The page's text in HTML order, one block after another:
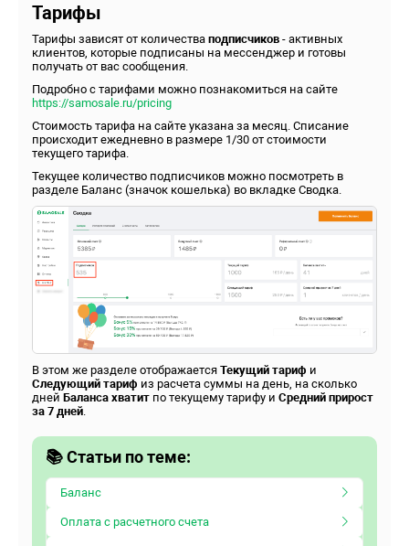
Тарифы
Тарифы зависят от количества подписчиков - активных
клиентов, которые подписаны на мессенджер и готовы
получать от вас сообщения.
Подробно с тарифами можно познакомиться на сайте
https://samosale.ru/pricing
Стоимость тарифа на сайте указана за месяц. Списание
происходит ежедневно в размере 1/30 от стоимости
текущего тарифа.
Текущее количество подписчиков можно посмотреть в
разделе Баланс (значок кошелька) во вкладке Сводка.
В этом же разделе отображается Текущий тариф и
Следующий тариф из расчета суммы на день, на сколько
дней Баланса хватит по текущему тарифу и Средний прирост
за 7 дней.
📚 Статьи по теме:
Баланс
Оплата с расчетного счета